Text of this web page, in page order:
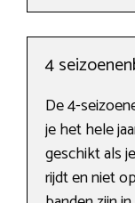
4
De 4-
je het hele
geschikt als
rijdt en niet